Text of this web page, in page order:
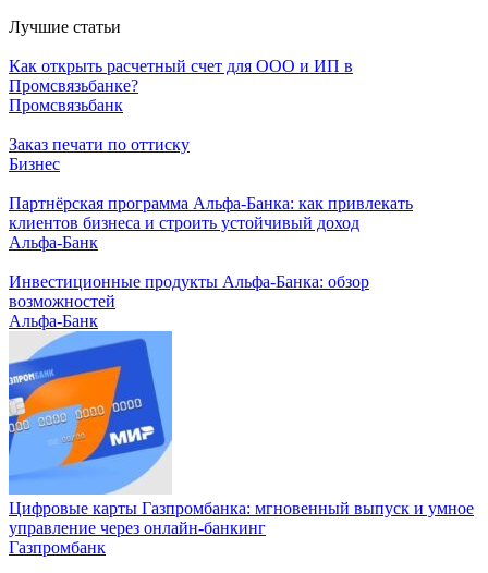
Лучшие статьи
Как открыть расчетный счет для ООО и ИП в
Промсвязьбанке?
Промсвязьбанк
Заказ печати по оттиску
Бизнес
Партнёрская программа Альфа-Банка: как привлекать
клиентов бизнеса и строить устойчивый доход
Альфа-Банк
Инвестиционные продукты Альфа-Банка: обзор
возможностей
Альфа-Банк
Цифровые карты Газпромбанка: мгновенный выпуск и умное
управление через онлайн-банкинг
Газпромбанк